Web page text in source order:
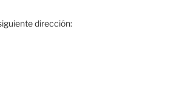
dirección: